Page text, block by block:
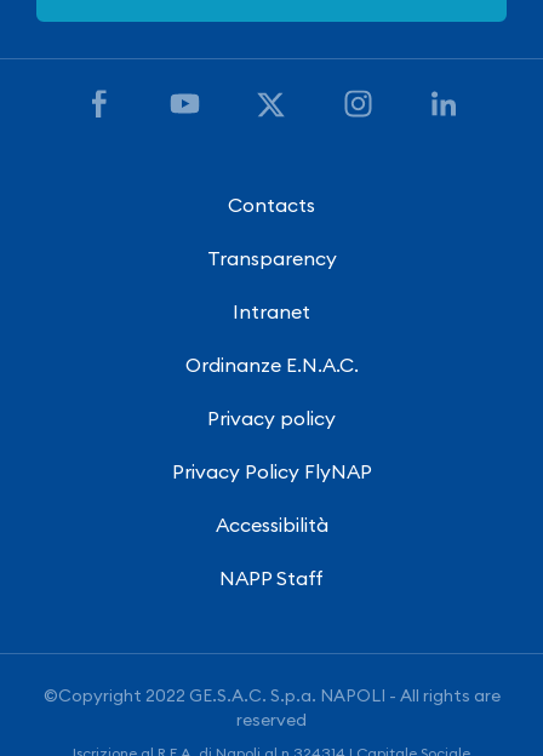
Contacts
Transparency
Intranet
Ordinanze E.N.A.C.
Privacy policy
Privacy Policy FlyNAP
Accessibilità
NAPP Staff
©Copyright 2022 GE.S.A.C. S.p.a. NAPOLI - All rights are
reserved